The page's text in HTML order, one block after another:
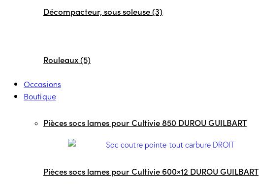
Décompacteur, sous soleuse (3)
Rouleaux (5)
Occasions
Boutique
Pièces socs lames pour Cultivie 850 DUROU GUILBART
Pièces socs lames pour Cultivie 600×12 DUROU GUILBART